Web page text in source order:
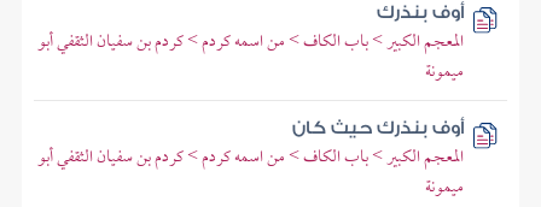
أوف بنذرك
المعجم الكبير > باب الكاف > من اسمه كردم > كردم بن سفيان الثقفي أبو
ميمونة
أوف بنذرك حيث كان
المعجم الكبير > باب الكاف > من اسمه كردم > كردم بن سفيان الثقفي أبو
ميمونة